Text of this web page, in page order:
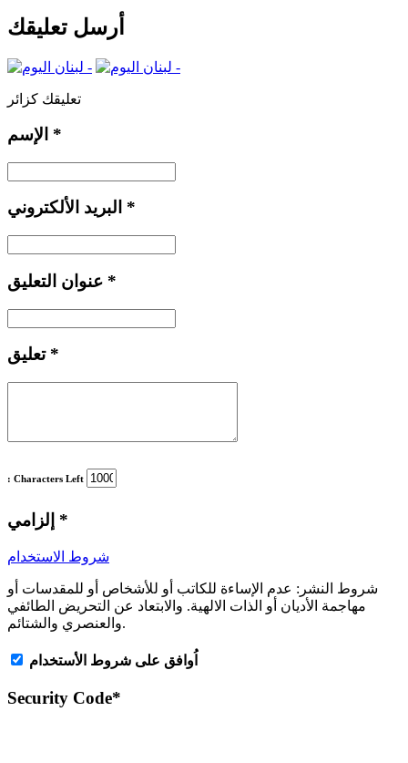
أرسل تعليقك
تعليقك كزائر
*
*
*
تعليق *
: Characters Left
*
شروط الاستخدام
شروط النشر: عدم الإساءة للكاتب أو للأشخاص أو للمقدسات أو
مهاجمة الأديان أو الذات الالهية. والابتعاد عن التحريض الطائفي
والعنصري والشتائم.
اُوافق على شروط الأستخدام
Security Code*